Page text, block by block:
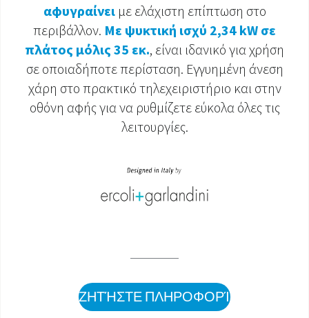
ΈΓΓΡΑΦΑ ΠΡΟΪΌΝΤΩΝ
αφυγραίνειμε ελάχιστη επίπτωση στο
περιβάλλον. Με ψυκτική ισχύ 2,34 kW σε
πλάτος μόλις 35 εκ., είναι ιδανικό για χρήση
σε οποιαδήποτε περίσταση. Εγγυημένη άνεση
χάρη στο πρακτικό τηλεχειριστήριο και στην
οθόνη αφής για να ρυθμίζετε εύκολα όλες τις
λειτουργίες.
ΖΗΤΉΣΤΕ ΠΛΗΡΟΦΟΡΊΕΣ